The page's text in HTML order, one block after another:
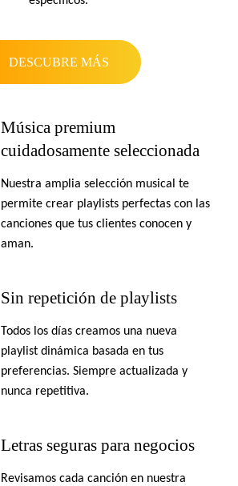
Música premium
cuidadosamente seleccionada
Nuestra amplia selección musical te
permite crear playlists perfectas con las
canciones que tus clientes conocen y
aman.
Sin repetición de playlists
Todos los días creamos una nueva
playlist dinámica basada en tus
preferencias. Siempre actualizada y
nunca repetitiva.
Letras seguras para negocios
Revisamos cada canción en nuestra
DESCUBRE MÁS